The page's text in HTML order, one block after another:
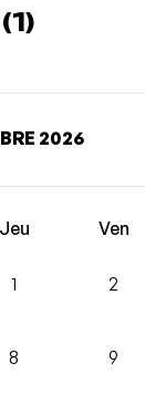
2026
Jeu Ven
1 2
8 9